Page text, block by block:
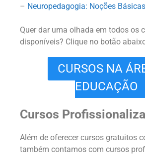
– Neuropedagogia: Noções
Quer dar uma olhada em todos os
disponíveis? Clique no botão
CURSOS NA
EDUCAÇÃO
Cursos
Além de oferecer cursos gratuitos
também contamos com cursos